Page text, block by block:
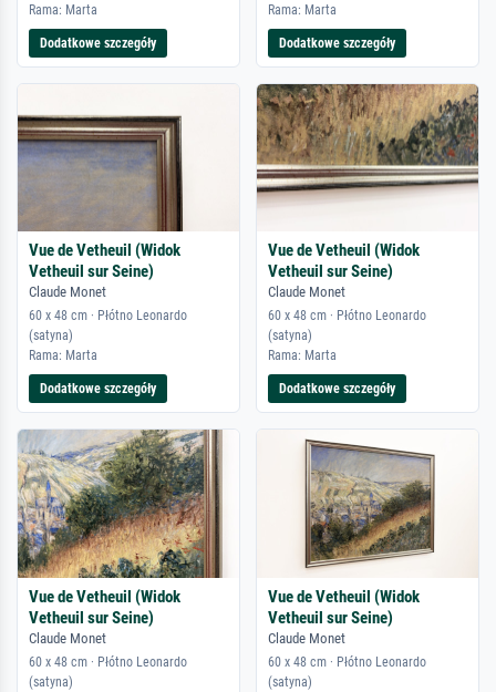
Rama: Marta
Dodatkowe szczegóły
Rama: Marta
Dodatkowe szczegóły
Vue de Vetheuil (Widok
Vetheuil sur Seine)
Claude Monet
60 x 48 cm · Płótno Leonardo
(satyna)
Rama: Marta
Dodatkowe szczegóły
Vue de Vetheuil (Widok
Vetheuil sur Seine)
Claude Monet
60 x 48 cm · Płótno Leonardo
(satyna)
Rama: Marta
Dodatkowe szczegóły
Vue de Vetheuil (Widok
Vetheuil sur Seine)
Claude Monet
60 x 48 cm · Płótno Leonardo
(satyna)
Vue de Vetheuil (Widok
Vetheuil sur Seine)
Claude Monet
60 x 48 cm · Płótno Leonardo
(satyna)